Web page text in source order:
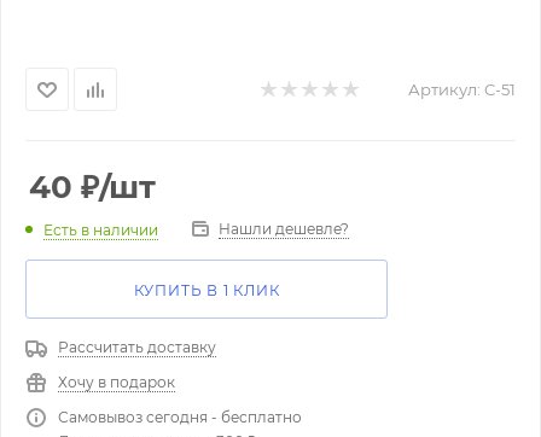
Артикул: С-51
40 ₽/шт
Есть в наличии Нашли дешевле?
КУПИТЬ В 1 КЛИК
Рассчитать доставку
Хочу в подарок
Самовывоз сегодня - бесплатно